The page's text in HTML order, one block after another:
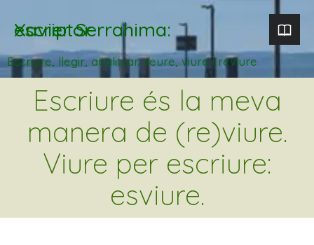
Xavier Serrahima: escriptor
Escriure, llegir, analitzar. veure, viure i reviure
Escriure és la meva
manera de (re)viure.
Viure per escriure:
esviure.